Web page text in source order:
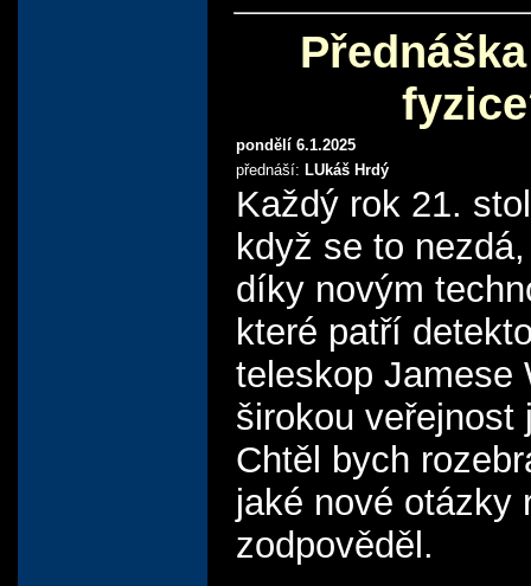
pondělí 6.1.2025
přednáší: LUkáš Hrdý
Každý rok 21.
když se to
díky novým
které patří
teleskop Jamese
širokou
Chtěl bych
jaké nové otázky
zodpověděl.